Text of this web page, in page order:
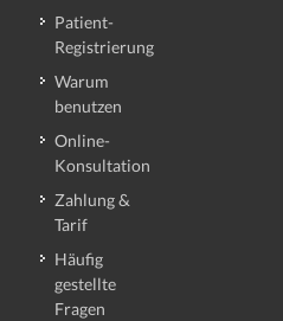
Patient-
Registrierung
Warum
benutzen
Online-
Konsultation
Zahlung &
Tarif
Häufig
gestellte
Fragen